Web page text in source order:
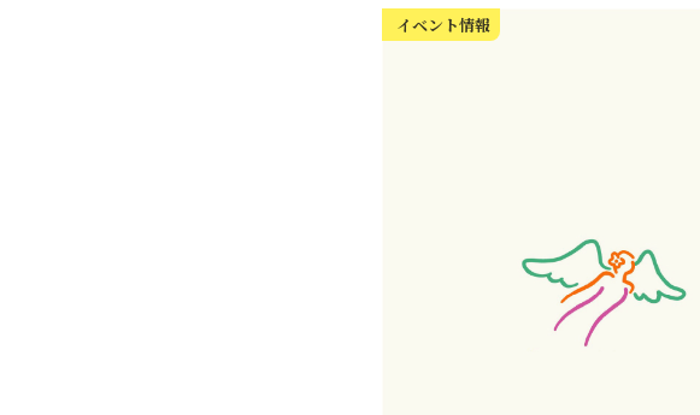
イベント情報